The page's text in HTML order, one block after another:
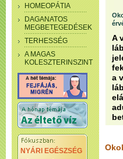
HOMEOPÁTIA
DAGANATOS
MEGBETEGEDÉSEK
TERHESSÉG
A MAGAS
KOLESZTERINSZINT
NYÁRI EGÉSZSÉG
A
a